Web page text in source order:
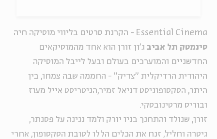
Essential Cinema - הקרנת סרטים בליווי מוסיקה חיה
סינמטק תל אביב ג'ון זורן הוא אחד מהמוסיקאים
החדשניים והמוערכים בעולם ובעל לייבל המוסיקה
היהודית הרדיקלית "צדיק" - החממה שבה צמחו, בין
היתר, הסקסופוניסט דניאל זמיר,הגיטריסט אייל מעוז
ובוריס מרטינובסקי.
זורן, שנולד והתחנך בניו יורק ולמד נגינה על פסנתר,
גיטרה וחליל, זנח את הכלים הללו לטובת הסקסופון, אחרי